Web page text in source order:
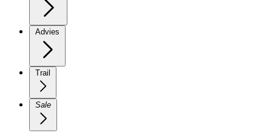
Advies
Trail
Sale